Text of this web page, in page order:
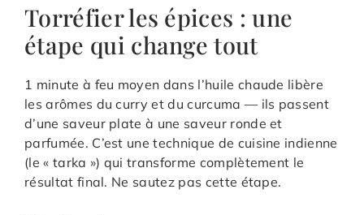
Torréfier les épices : une
étape qui change tout
1 minute à feu moyen dans l’huile chaude libère
les arômes du curry et du curcuma — ils passent
d’une saveur plate à une saveur ronde et
parfumée. C’est une technique de cuisine indienne
(le « tarka ») qui transforme complètement le
résultat final. Ne sautez pas cette étape.